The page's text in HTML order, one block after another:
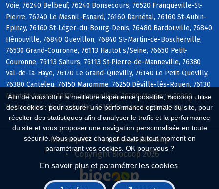
Afin de vous offrir la meilleure expérience possible, Biocoop utilise
des cookies : pour assurer une performance optimale du site, pour
récolter des statistiques afin d'analyser le trafic et la performance
du site et vous proposer une navigation personnalisée en toute
sécurité. Vous pouvez changer d'avis à tout moment en
paramétrant vos cookies. OK pour vous ?
En savoir plus et paramétrer les cookies
Voie, 76240 Belbeuf, 76240 Bonsecours, 76520 Franqueville-St-
Pierre, 76240 Le Mesnil-Esnard, 76160 Darnétal, 76160 St-Aubin-
Epinay, 76160 St-Léger-du-Bourg-Denis, 76480 Bardouville, 76840
Hénouville, 76840 Quevillon, 76840 St-Martin-de-Boscherville,
76530 Grand-Couronne, 76113 Hautot s/Seine, 76650 Petit-
Couronne, 76113 Sahurs, 76113 St-Pierre-de-Manneville, 76380
Val-de-la-Haye, 76120 Le Grand-Quevilly, 76140 Le Petit-Quevilly,
76380 Canteleu, 76150 Maromme, 76250 Déville-lès-Rouen, 76130
Mont-St-Aignan, 76150 La Vaupalière, 76380 Montigny, 76960
Notre-Dame-de-Bondeville, 76150 St-Jean-du-Cardonnay
Biocoop.fr
Le réseau Biocoop
Copyright Biocoop 2026